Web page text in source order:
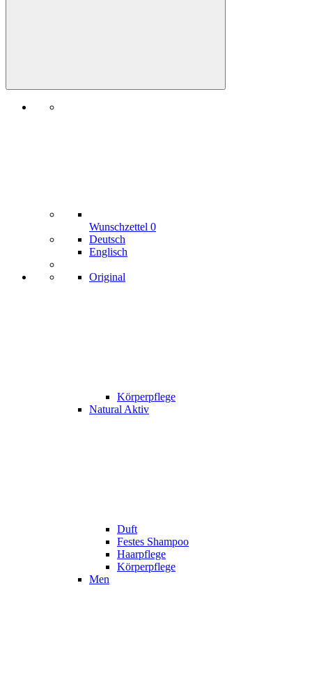
Wunschzettel 0
Deutsch
Englisch
Original
Körperpflege
Natural Aktiv
Duft
Festes Shampoo
Haarpflege
Körperpflege
Men